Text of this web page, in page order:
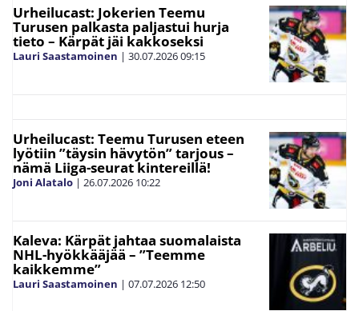
Urheilucast: Jokerien Teemu
Turusen palkasta paljastui hurja
tieto – Kärpät jäi kakkoseksi
Lauri Saastamoinen | 30.07.202609:15
Urheilucast: Teemu Turusen eteen
lyötiin ”täysin hävytön” tarjous –
nämä Liiga-seurat kintereillä!
Joni Alatalo | 26.07.2026 10:22
Kaleva: Kärpät jahtaa suomalaista
NHL-hyökkääjää – ”Teemme
kaikkemme”
Lauri Saastamoinen | 07.07.2026 12:50